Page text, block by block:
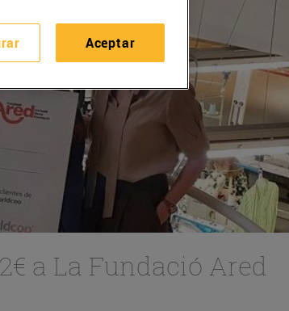
a La Fundació Ared
Aceptar